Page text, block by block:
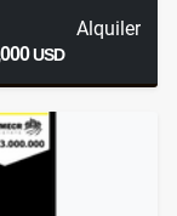
Alquiler
USD